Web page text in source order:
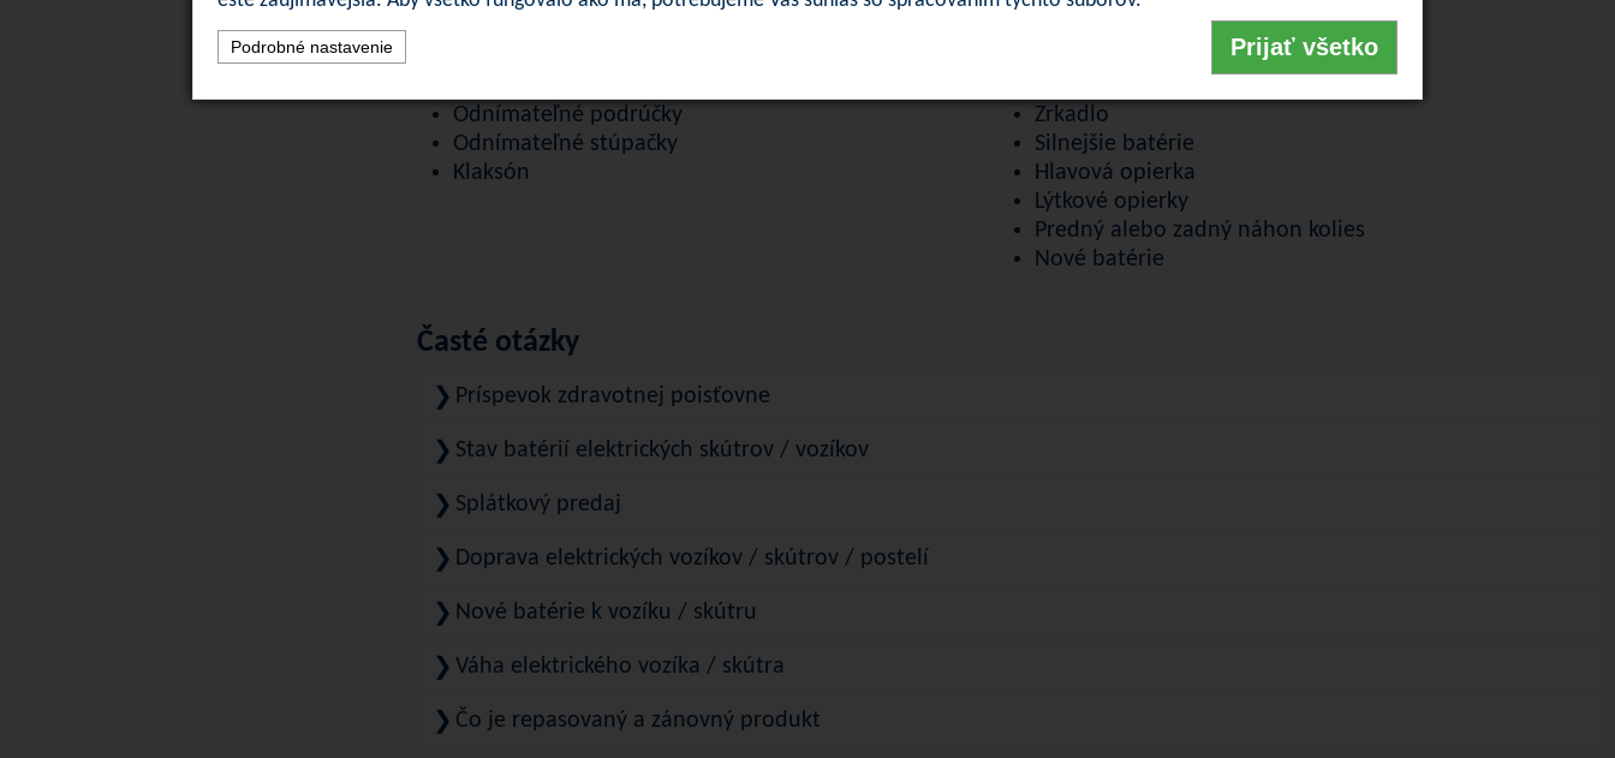
Odnímateľné podrúčky
Odnímateľné stúpačky
Klaksón
Elektricky polohovateľné stúpačky
Elektricky nastaviteľný uhol sedu
Zrkadlo
Silnejšie batérie
Hlavová opierka
Lýtkové opierky
Predný alebo zadný náhon kolies
Nové batérie
Časté otázky
❯ Príspevok zdravotnej poisťovne
❯ Stav batérií elektrických skútrov / vozíkov
❯ Splátkový predaj
❯ Doprava elektrických vozíkov / skútrov / postelí
❯ Nové batérie k vozíku / skútru
❯ Váha elektrického vozíka / skútra
❯ Čo je repasovaný a zánovný produkt
Podrobné nastavenie Prijať všetko